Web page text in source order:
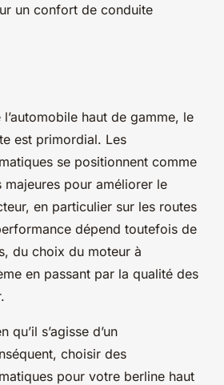
un confort de conduite
haut de gamme, le
est primordial. Les
se positionnent comme
majeures pour améliorer le
en particulier sur les routes
dépend toutefois de
du choix du moteur à
en passant par la qualité des
qu’il s’agisse d’un
choisir des
pour votre berline haut